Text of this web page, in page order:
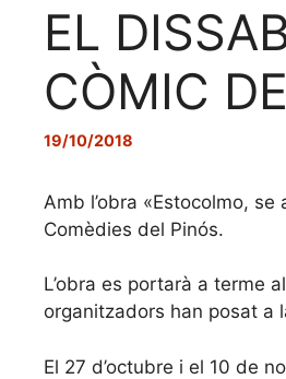
EL
CÒMIC
19/10/2018
Amb l’obra «Estocolmo,
Comèdies del Pinós.
L’obra es portarà a terme
organitzadors han posat a
El 27 d’octubre i el 10 de